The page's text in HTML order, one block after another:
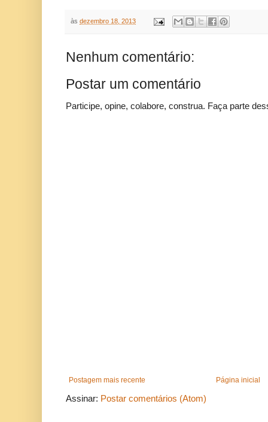
às dezembro 18, 2013
Nenhum comentário:
Postar um comentário
Participe, opine, colabore, construa. Faça parte
Postagem mais recente Página inicial
Assinar: Postar comentários (Atom)